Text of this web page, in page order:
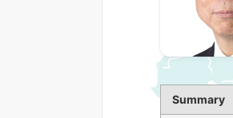
Summary